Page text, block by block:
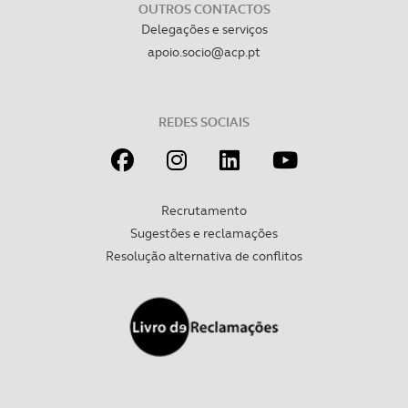
OUTROS CONTACTOS
Delegações e serviços
apoio.socio@acp.pt
REDES SOCIAIS
Recrutamento
Sugestões e reclamações
Resolução alternativa de conflitos